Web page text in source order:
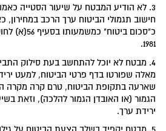
כ"סכום
1981.
4. מבטח לא יוכל להתחשב בעת סילוק
מאלה שפורטו בדף פרטי הביטוח, למעט
שארעה בתקופת הביטוח, טרם קרה מקרה
הגמור (או האובדן הגמור להלכה), וזאת
ירידת ערך.